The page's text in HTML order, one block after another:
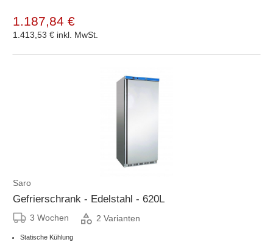
1.187,84 €
1.413,53 € inkl. MwSt.
Saro
Gefrierschrank - Edelstahl - 620L
3 Wochen 2 Varianten
Statische Kühlung